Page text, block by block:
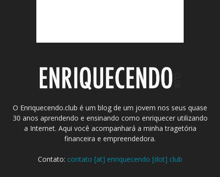
O Enriquecendo.club é um blog de um jovem nos seus quase
30 anos aprendendo e ensinando como enriquecer utilizando
a Internet. Aqui você acompanhará a minha tragetória
financeira e empreendedora.
Contato: contato [at] enriquecendo [dot] club